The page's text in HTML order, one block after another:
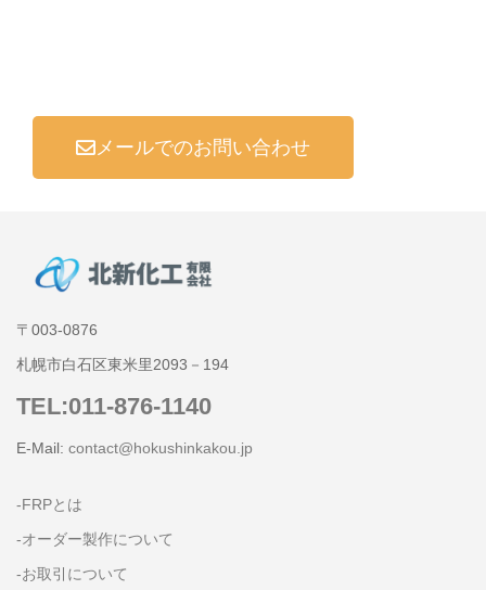
メールでのお問い合わせ
〒003-0876
札幌市白石区東米里2093－194
TEL:011-876-1140
E-Mail: contact@hokushinkakou.jp
-FRPとは
-オーダー製作について
-お取引について